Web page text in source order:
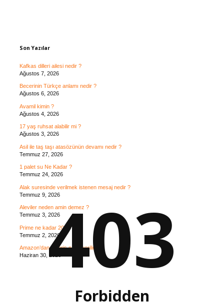
Son Yazılar
Kafkas dilleri ailesi nedir ?
Ağustos 7, 2026
Becerinin Türkçe anlamı nedir ?
Ağustos 6, 2026
Avamil kimin ?
Ağustos 4, 2026
17 yaş ruhsat alabilir mi ?
Ağustos 3, 2026
Asil ile taş taşı atasözünün devamı nedir ?
Temmuz 27, 2026
1 palet su Ne Kadar ?
Temmuz 24, 2026
Alak suresinde verilmek istenen mesaj nedir ?
Temmuz 9, 2026
Aleviler neden amin demez ?
Temmuz 3, 2026
Prime ne kadar 2025 ?
Temmuz 2, 2026
Amazon’dan sipariş nasıl verilir ?
Haziran 30, 2026403
Forbidden